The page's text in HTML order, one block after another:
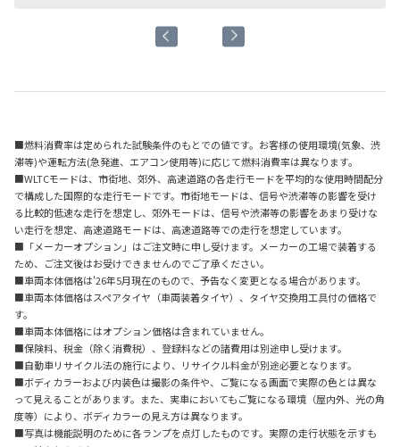
■燃料消費率は定められた試験条件のもとでの値です。お客様の使用環境(気象、渋
滞等)や運転方法(急発進、エアコン使用等)に応じて燃料消費率は異なります。
■WLTCモードは、市街地、郊外、高速道路の各走行モードを平均的な使用時間配分
で構成した国際的な走行モードです。市街地モードは、信号や渋滞等の影響を受け
る比較的低速な走行を想定し、郊外モードは、信号や渋滞等の影響をあまり受けな
い走行を想定、高速道路モードは、高速道路等での走行を想定しています。
■「メーカーオプション」はご注文時に申し受けます。メーカーの工場で装着する
ため、ご注文後はお受けできませんのでご了承ください。
■車両本体価格は'26年5月現在のもので、予告なく変更となる場合があります。
■車両本体価格はスペアタイヤ（車両装着タイヤ）、タイヤ交換用工具付の価格で
す。
■車両本体価格にはオプション価格は含まれていません。
■保険料、税金（除く消費税）、登録料などの諸費用は別途申し受けます。
■自動車リサイクル法の施行により、リサイクル料金が別途必要となります。
■ボディカラーおよび内装色は撮影の条件や、ご覧になる画面で実際の色とは異な
って見えることがあります。また、実車においてもご覧になる環境（屋内外、光の角
度等）により、ボディカラーの見え方は異なります。
■写真は機能説明のために各ランプを点灯したものです。実際の走行状態を示すも